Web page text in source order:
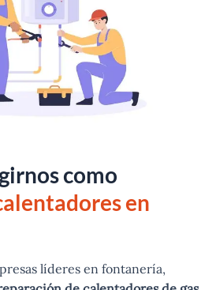
como
en
líderes en fontanería,